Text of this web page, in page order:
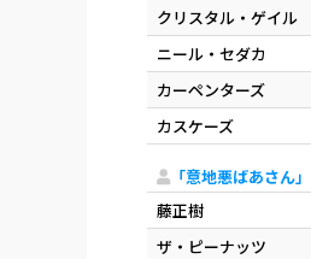
クリスタル・ゲイル
ニール・セダカ
カーペンターズ
カスケーズ
「意地悪ばあさん
藤正樹
ザ・ピーナッツ